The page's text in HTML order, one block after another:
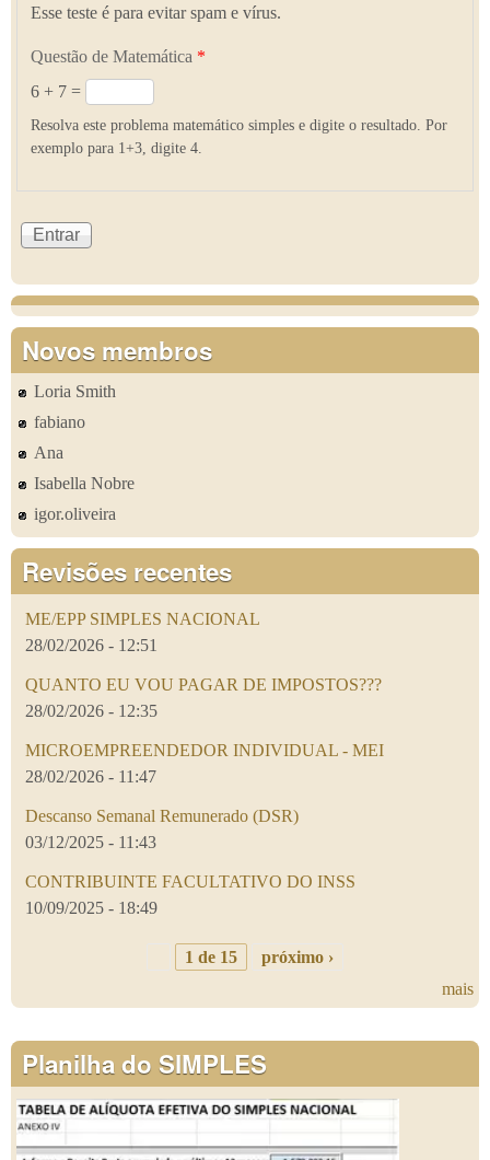
Esse teste é para evitar spam e vírus.
Questão de Matemática *
6 + 7 =
Resolva este problema matemático simples e digite o resultado. Por
exemplo para 1+3, digite 4.
Novos membros
Loria Smith
fabiano
Ana
Isabella Nobre
igor.oliveira
Revisões recentes
ME/EPP SIMPLES NACIONAL
28/02/2026 - 12:51
QUANTO EU VOU PAGAR DE IMPOSTOS???
28/02/2026 - 12:35
MICROEMPREENDEDOR INDIVIDUAL - MEI
28/02/2026 - 11:47
Descanso Semanal Remunerado (DSR)
03/12/2025 - 11:43
CONTRIBUINTE FACULTATIVO DO INSS
10/09/2025 - 18:49
1 de 15
próximo ›
mais
Planilha do SIMPLES